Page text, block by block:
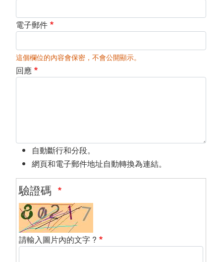
電子郵件
這個欄位的內容會保密，不會公開顯示。
回應
自動斷行和分段。
網頁和電子郵件地址自動轉換為連結。
驗證碼
請輸入圖片內的文字 ?